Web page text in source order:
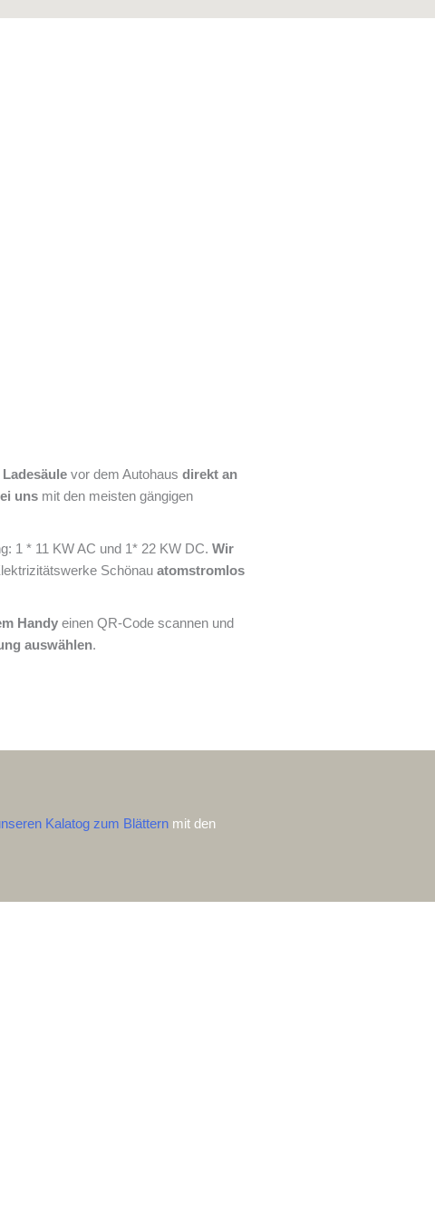
vor dem Autohaus direkt an
uns mit den meisten gängigen
1 * 11 KW AC und 1* 22 KW DC. Wir
Schönau atomstromlos
Handy einen QR-Code scannen und
auswählen.
Kalatog zum Blättern mit den